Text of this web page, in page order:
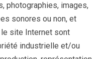
photographies, images,
sonores ou non, et
site Internet sont
industrielle et/ou